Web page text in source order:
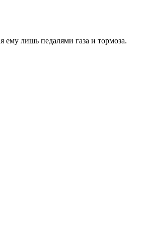
ему лишь педалями газа и тормоза.